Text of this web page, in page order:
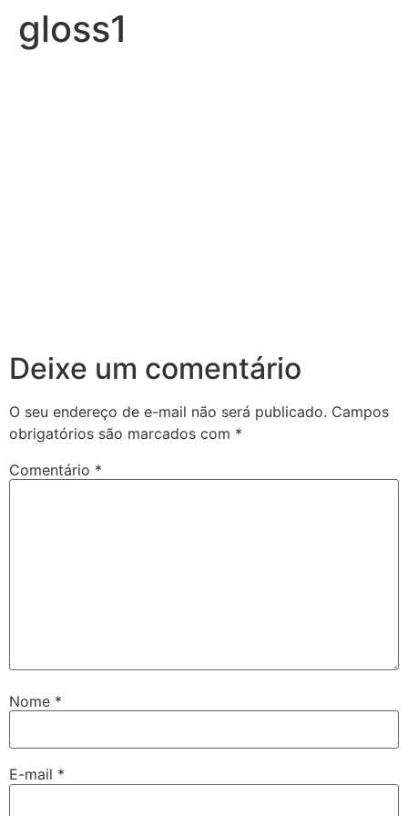
gloss1
Deixe um comentário
O seu endereço de e-mail não será publicado. Campos
obrigatórios são marcados com *
Comentário *
Nome *
E-mail *